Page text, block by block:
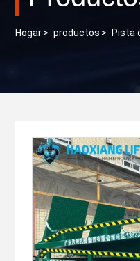
Hogar> productos > Pista